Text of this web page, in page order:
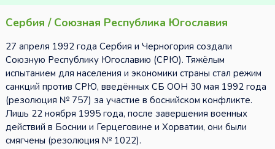
Сербия / Союзная Республика Югославия
27 апреля 1992 года Сербия и Черногория создали
Союзную Республику Югославию (СРЮ). Тяжёлым
испытанием для населения и экономики страны стал режим
санкций против СРЮ, введённых СБ ООН 30 мая 1992 года
(резолюция № 757) за участие в боснийском конфликте.
Лишь 22 ноября 1995 года, после завершения военных
действий в Боснии и Герцеговине и Хорватии, они были
смягчены (резолюция № 1022).